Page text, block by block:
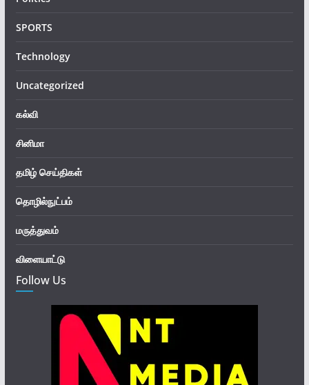
SPORTS
Technology
Uncategorized
கல்வி
சினிமா
தமிழ் செய்திகள்
தொழில்நுட்பம்
மருத்துவம்
விளையாட்டு
Follow Us